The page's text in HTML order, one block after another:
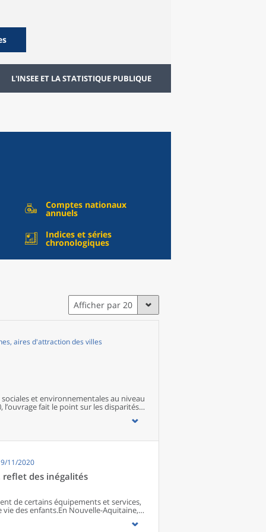
L'INSEE ET LA STATISTIQUE PUBLIQUE
Comptes nationaux
annuels
Indices et séries
chronologiques
Afficher par 20
aires d'attraction des villes
et environnementales au niveau
l’ouvrage fait le point sur les disparités
territoires ainsi que sur les conditions
11/2020
des inégalités
de certains équipements et services,
des enfants.En Nouvelle-Aquitaine,
éloignés des équipements et